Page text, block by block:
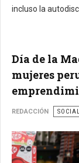
incluso la
Día de la
mujeres
REDACCIÓN